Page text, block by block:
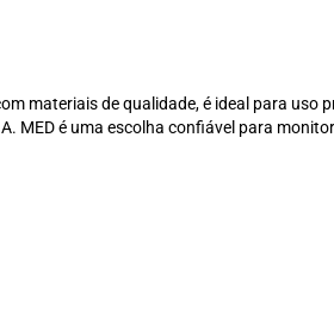
materiais de qualidade, é ideal para uso
MED é uma escolha confiável para